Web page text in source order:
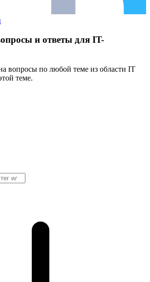
и ответы для IT-
вопросы по любой теме из области IT
теме.